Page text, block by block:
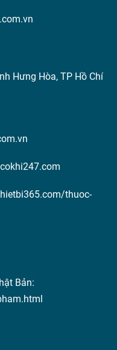
Hưng Hòa, TP Hồ Chí
thuoc-
Bản: